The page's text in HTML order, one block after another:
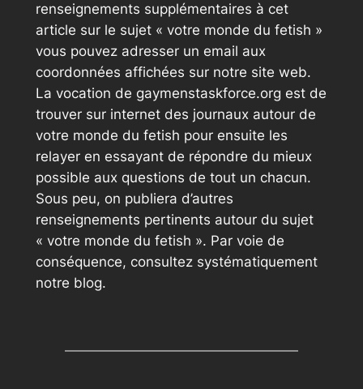
renseignements supplémentaires à cet
article sur le sujet « votre monde du fetish »
vous pouvez adresser un email aux
coordonnées affichées sur notre site web.
La vocation de gaymenstaskforce.org est de
trouver sur internet des journaux autour de
votre monde du fetish pour ensuite les
relayer en essayant de répondre du mieux
possible aux questions de tout un chacun.
Sous peu, on publiera d’autres
renseignements pertinents autour du sujet
« votre monde du fetish ». Par voie de
conséquence, consultez systématiquement
notre blog.